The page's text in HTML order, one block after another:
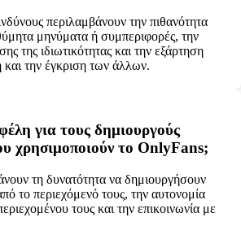
περιλαμβάνουν την πιθανότητα
μηνύματα ή συμπεριφορές, την
της ιδιωτικότητας και την εξάρτηση
την έγκριση των άλλων.
για τους δημιουργούς
χρησιμοποιούν το OnlyFans;
τη δυνατότητα να δημιουργήσουν
το περιεχόμενό τους, την αυτονομία
τους και την επικοινωνία με